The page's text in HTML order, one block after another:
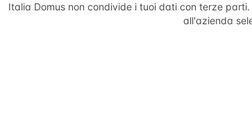
Italia Domusnon condivide i tuoi dati con terze
all'azienda